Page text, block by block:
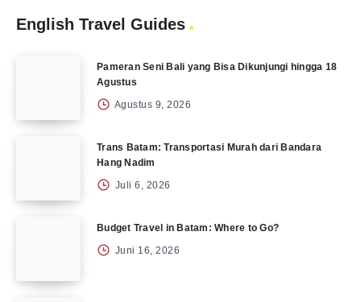
English Travel Guides
Pameran Seni Bali yang Bisa Dikunjungi hingga 18
Agustus
Agustus 9, 2026
Trans Batam: Transportasi Murah dari Bandara
Hang Nadim
Juli 6, 2026
Budget Travel in Batam: Where to Go?
Juni 16, 2026